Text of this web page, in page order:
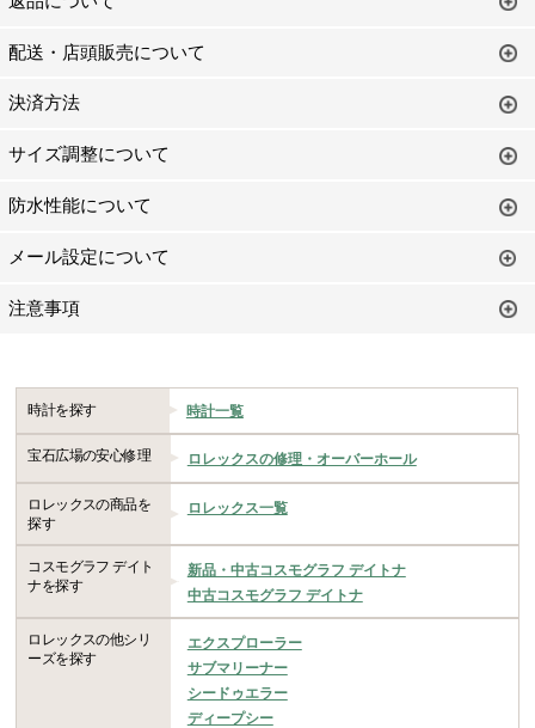
配送・店頭販売について
決済方法
サイズ調整について
防水性能について
メール設定について
注意事項
時計を探す 時計一覧
宝石広場の安心修理 ロレックスの修理・オーバーホール
ロレックスの商品を
探す
ロレックス一覧
コスモグラフ デイト
ナを探す
新品・中古コスモグラフ デイトナ
中古コスモグラフ デイトナ
ロレックスの他シリ
ーズを探す
エクスプローラー
サブマリーナー
シードゥエラー
ディープシー